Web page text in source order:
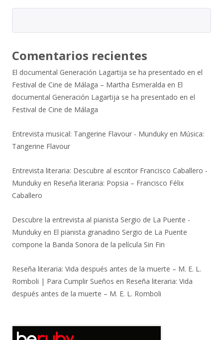
Comentarios recientes
El documental Generación Lagartija se ha presentado en el
Festival de Cine de Málaga – Martha Esmeralda en El
documental Generación Lagartija se ha presentado en el
Festival de Cine de Málaga
Entrevista musical: Tangerine Flavour - Munduky en Música:
Tangerine Flavour
Entrevista literaria: Descubre al escritor Francisco Caballero -
Munduky en Reseña literaria: Popsia – Francisco Félix
Caballero
Descubre la entrevista al pianista Sergio de La Puente -
Munduky en El pianista granadino Sergio de La Puente
compone la Banda Sonora de la película Sin Fin
Reseña literaria: Vida después antes de la muerte – M. E. L.
Romboli | Para Cumplir Sueños en Reseña literaria: Vida
después antes de la muerte – M. E. L. Romboli